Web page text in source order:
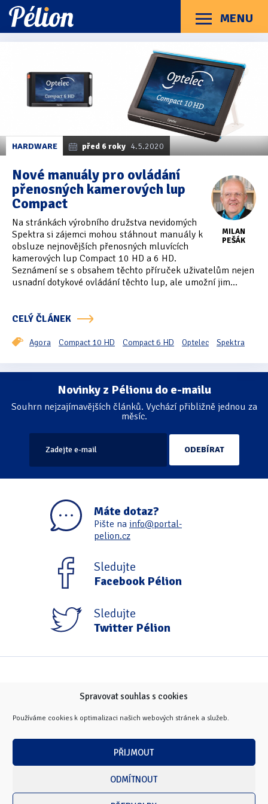
Spravovat souhlas s cookies
Používáme cookies k optimalizaci našich webových stránek a služeb.
PŘIJMOUT
ODMÍTNOUT
Přejít
na
štítky
Přejít
na
kategorie
Přejít
na
obsah
MENU
Menu
Dotazníky(3)
Braillské řádky(31)
Lupy
Mobilní zařízení(85)
Počítače a notebooky (66)
Zápisníky(7)
Názory & zkušenosti(143)
Pozvánky & oznámení
Pracuji sluchem(564)
Pracuji sluchem a hmatem(566)
Pracuji zrakem(456)
Pracuji zrakem a sluchem(515)
Služby(115)
Asistivní software
Běžný software(284)
kategorie
10
HARDWARE před 6 roky 4.5.2020
MILAN
PEŠÁK
Nové manuály pro ovládání
přenosných kamerových lup
Compact
Na stránkách výrobního družstva nevidomých
Spektra si zájemci mohou stáhnout manuály k
obsluze nejnovějších přenosných mluvících
kamerových lup Compact 10 HD a 6 HD.
Seznámení se s obsahem těchto příruček uživatelům nejen
usnadní dotykové ovládání těchto lup, ale umožní jim...
CELÝ ČLÁNEK
Agora Compact 10 HD Compact 6 HD Optelec Spektra
Stránkování
Novinky z Pélionu do e-mailu
Souhrn nejzajímavějších článků. Vychází přibližně jednou za
měsíc.
Máte dotaz?
Pište na info@portal-
pelion.cz
Sledujte
Facebook Pélion
Sledujte
Twitter Pélion